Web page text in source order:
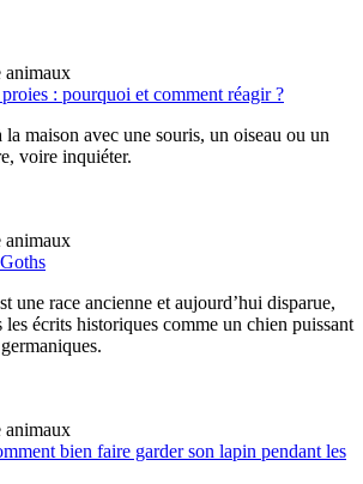
animaux
: pourquoi et comment réagir ?
maison avec une souris, un oiseau ou un
voire inquiéter.
animaux
une race ancienne et aujourd’hui disparue,
les écrits historiques comme un chien puissant
animaux
bien faire garder son lapin pendant les